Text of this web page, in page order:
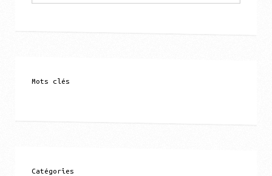
Mots clés
Catégories